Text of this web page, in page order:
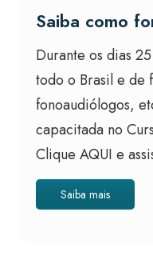
Saiba como
Durante os dias
todo o Brasil e de
fonoaudiólogos,
capacitada no
Clique AQUI e
Saiba mais